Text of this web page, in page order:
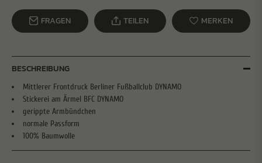
FRAGEN TEILEN MERKEN
BESCHREIBUNG
Mittlerer Frontdruck Berliner Fußballclub DYNAMO
Stickerei am Ärmel BFC DYNAMO
gerippte Armbündchen
normale Passform
100% Baumwolle